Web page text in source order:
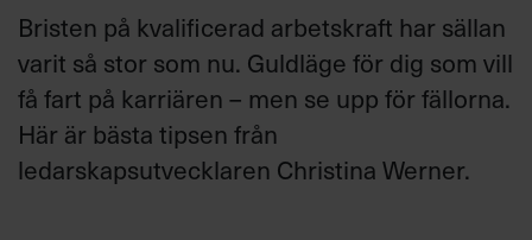
Annonsera
Om oss
Populära utbildningar
Bristen på kvalificerad arbetskraft har sällan
varit så stor som nu. Guldläge för dig som vill
få fart på karriären – men se upp för fällorna.
Här är bästa tipsen från
ledarskapsutvecklaren Christina Werner.